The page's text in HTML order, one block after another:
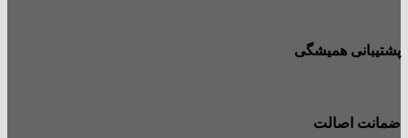
پشتیبانی همیشگی
ضمانت اصالت